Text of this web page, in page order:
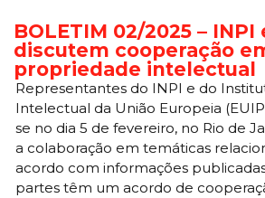
BOLETIM 02/2025 – INPI
discutem cooperação
propriedade intelectual
Representantes do INPI e do
Intelectual da União Europeia
se no dia 5 de fevereiro, no Rio de
a colaboração em temáticas
acordo com informações
partes têm um acordo de